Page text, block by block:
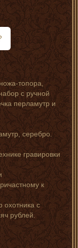
топора,
с ручной
перламутр и
серебро.
гравировки
к
охотника с
рублей.